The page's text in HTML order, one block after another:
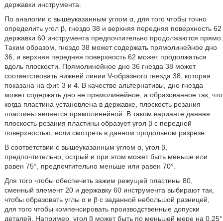
державки инструмента.
По аналогии с вышеуказанным углом α, для того чтобы точно
определить угол β, гнездо 38 и верхняя передняя поверхность 62
державки 60 инструмента предпочтительно продолжаются прямо.
Таким образом, гнездо 38 может содержать прямолинейное дно
36, и верхняя передняя поверхность 62 может продолжаться
вдоль плоскости. Прямолинейное дно 36 гнезда 38 может
соответствовать нижней линии V-образного гнезда 38, которая
показана на фиг. 3 и 4. В качестве альтернативы, дно гнезда
может содержать дно не прямолинейное, а образованное так, что
когда пластина установлена в державке, плоскость резания
пластины является прямолинейной. В таком варианте данная
плоскость резания пластины образует угол β с передней
поверхностью, если смотреть в данном продольном разрезе.
В соответствии с вышеуказанным углом α, угол β,
предпочтительно, острый и при этом может быть меньше или
равен 75°, предпочтительно меньше или равен 70°.
Для того чтобы обеспечить зажим режущей пластины 80,
сменный элемент 20 и державку 60 инструмента выбирают так,
чтобы образовать углы α и β с заданной небольшой разницей,
для того чтобы компенсировать производственные допуски
деталей. Например, угол β может быть по меньшей мере на 0,25°